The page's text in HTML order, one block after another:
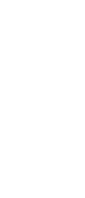
disponují také
části
pobyt v hotelu strávit